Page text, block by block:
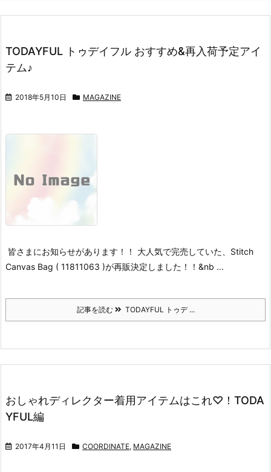
TODAYFUL トゥデイフル おすすめ&再入荷予定アイ
テム♪
2018年5月10日 MAGAZINE
皆さまにお知らせがあります！！
大人気で完売していた、Stitch
Canvas Bag ( 11811063 )が再販決定しました！！ &nb ...
記事を読む TODAYFUL トゥデ ...
おしゃれディレクター着用アイテムはこれ♡！TODA
YFUL編
2017年4月11日 COORDINATE, MAGAZINE